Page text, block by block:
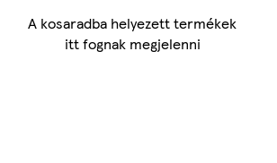
A kosaradba helyezett termékek
itt fognak megjelenni